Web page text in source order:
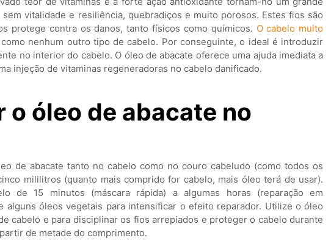
vitalidade e resiliência, quebradiços e muito porosos. Estes fios são
protege contra os danos, tanto físicos como químicos. O cabelo muito
nenhum outro tipo de cabelo. Por conseguinte, o ideal é introduzir
no interior do cabelo. O óleo de abacate oferece uma ajuda imediata a
injeção de vitaminas regeneradoras no cabelo danificado.
o óleo de abacate no
de abacate tanto no cabelo como no couro cabeludo (como todos os
mililitros (quanto mais comprido for cabelo, mais óleo terá de usar).
de 15 minutos (máscara rápida) a algumas horas (reparação em
alguns óleos vegetais para intensificar o efeito reparador. Utilize o óleo
cabelo e para disciplinar os fios arrepiados e proteger o cabelo durante
de metade do comprimento.